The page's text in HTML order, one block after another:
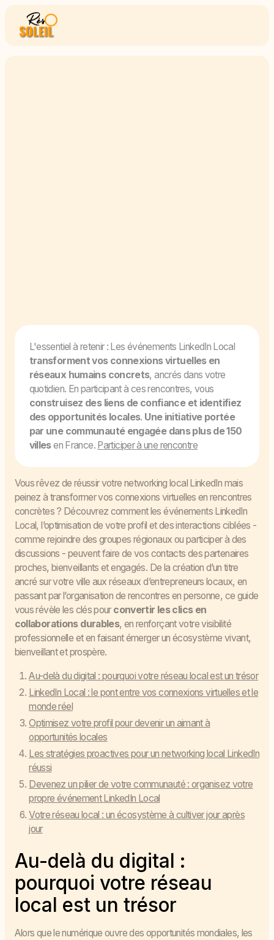
L'essentiel à retenir : Les événements LinkedIn Local
transforment vos connexions virtuelles en
réseaux humains concrets, ancrés dans votre
quotidien. En participant à ces rencontres, vous
construisez des liens de confiance et identifiez
des opportunités locales. Une initiative portée
par une communauté engagée dans plus de 150
villesen France. Participer à une rencontre
Vous rêvez de réussir votre networking local LinkedIn mais
peinez à transformer vos connexions virtuelles en rencontres
concrètes ? Découvrez comment les événements LinkedIn
Local, l’optimisation de votre profil et des interactions ciblées -
comme rejoindre des groupes régionaux ou participer à des
discussions - peuvent faire de vos contacts des partenaires
proches, bienveillants et engagés. De la création d’un titre
ancré sur votre ville aux réseaux d’entrepreneurs locaux, en
passant par l’organisation de rencontres en personne, ce guide
vous révèle les clés pour convertir les clics en
collaborations durables, en renforçant votre visibilité
professionnelle et en faisant émerger un écosystème vivant,
bienveillant et prospère.
Au-delà du digital : pourquoi votre réseau local est un trésor
LinkedIn Local : le pont entre vos connexions virtuelles et le
monde réel
Optimisez votre profil pour devenir un aimant à
opportunités locales
Les stratégies proactives pour un networking local LinkedIn
réussi
Devenez un pilier de votre communauté : organisez votre
propre événement LinkedIn Local
Votre réseau local : un écosystème à cultiver jour après
jour
Au-delà du digital :
pourquoi votre réseau
local est un trésor
Alors que le numérique ouvre des opportunités mondiales, les